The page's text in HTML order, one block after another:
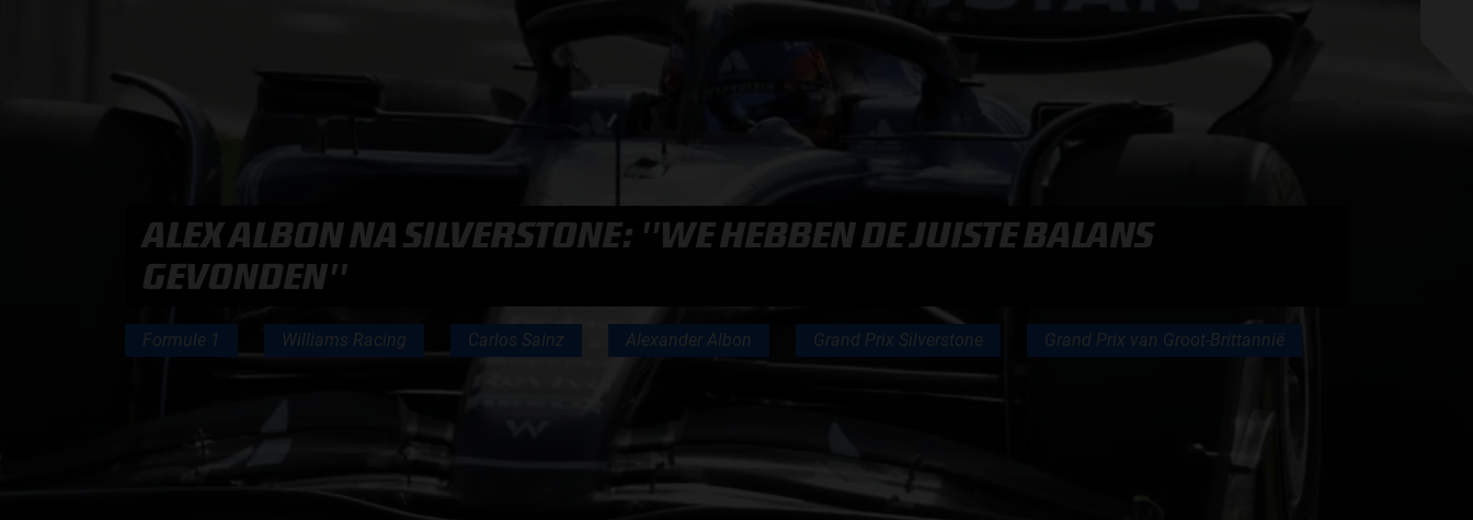
ALEX ALBON NA SILVERSTONE: ''WE HEBBEN DE JUISTE BALANS
GEVONDEN''
Formule 1 Williams Racing Carlos Sainz Alexander Albon Grand Prix Silverstone Grand Prix van Groot-Brittannië
HOE TE BELUISTEREN?
PODCAST PRESENTATOREN
PODCAST AUTOSPORT AAN TAFEL
RACE GEMIST
AANMELDEN NIEUWSBRIEF
NEEM CONTACT OP